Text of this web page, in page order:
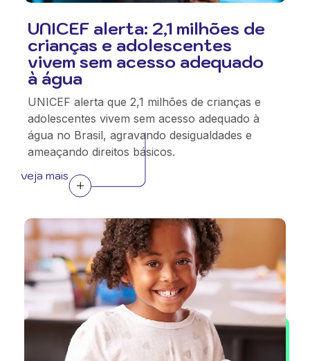
UNICEF alerta: 2,1 milhões de
crianças e adolescentes
vivem sem acesso adequado
à água
UNICEF alerta que 2,1 milhões de crianças e
adolescentes vivem sem acesso adequado à
água no Brasil, agravando desigualdades e
ameaçando direitos básicos.
veja mais